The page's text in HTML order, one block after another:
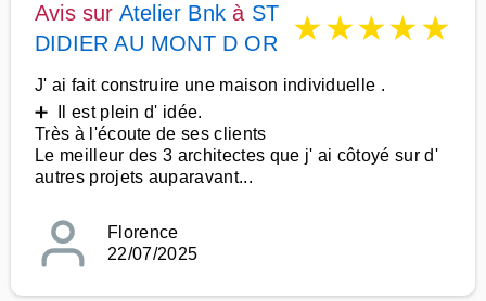
Avis sur Atelier Bnk à ST
DIDIER AU MONT D OR
★★★★★
J' ai fait construire une maison individuelle .
➕ Il est plein d' idée.
Très à l'écoute de ses clients
Le meilleur des 3 architectes que j' ai côtoyé sur d'
autres projets auparavant...
Florence
22/07/2025